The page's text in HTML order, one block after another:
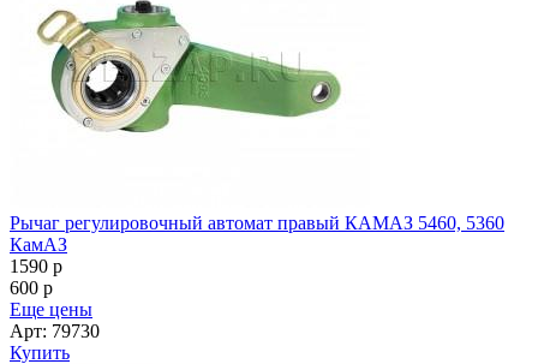
Рычаг регулировочный автомат правый КАМАЗ 5460, 5360
КамАЗ
1590 p
600 p
Еще цены
Арт: 79730
Купить